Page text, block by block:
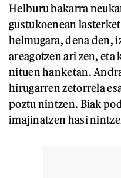
Helburu bakarra
gustukoenean
helmugara, dena den,
areagotzen ari zen,
nituen hanketan.
hirugarren zetorrela
poztu nintzen. Biak
imajinatzen hasi